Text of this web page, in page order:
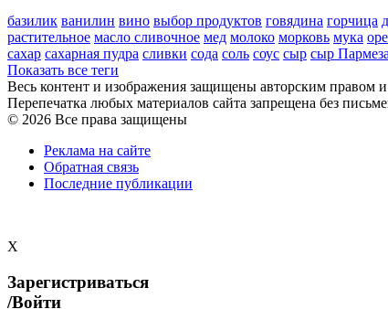
базилик ванилин вино выбор продуктов говядина горчица
растительное масло сливочное мед молоко морковь мука
сахар сахарная пудра сливки сода соль соус сыр сыр
Показать все теги
Весь контент и изображения защищены авторским правом
Перепечатка любых материалов сайта запрещена без
© 2026 Все права защищены
Реклама на сайте
Обратная связь
Последние публикации
X
Зарегистриваться
/Войти